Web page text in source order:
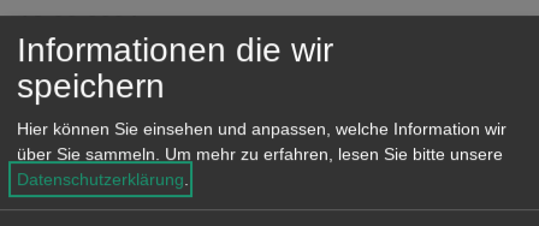
18.03.2024
Öffnungszeiten der Ämter und
Museen an Ostern
Über die Osterfeiertage sind die städtischen
Ämter und Dienststellen wie folgt geöffnet:
Informationen die wir
speichern
Hier können Sie einsehen und anpassen, welche Information wir
über Sie sammeln.
Um mehr zu erfahren, lesen Sie bitte unsere
Datenschutzerklärung